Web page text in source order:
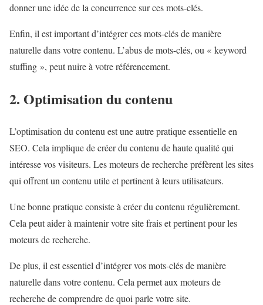
donner une idée de la concurrence sur ces mots-clés.
Enfin, il est important d’intégrer ces mots-clés de manière
naturelle dans votre contenu. L’abus de mots-clés, ou « keyword
stuffing », peut nuire à votre référencement.
2. Optimisation du contenu
L’optimisation du contenu est une autre pratique essentielle en
SEO. Cela implique de créer du contenu de haute qualité qui
intéresse vos visiteurs. Les moteurs de recherche préfèrent les sites
qui offrent un contenu utile et pertinent à leurs utilisateurs.
Une bonne pratique consiste à créer du contenu régulièrement.
Cela peut aider à maintenir votre site frais et pertinent pour les
moteurs de recherche.
De plus, il est essentiel d’intégrer vos mots-clés de manière
naturelle dans votre contenu. Cela permet aux moteurs de
recherche de comprendre de quoi parle votre site.